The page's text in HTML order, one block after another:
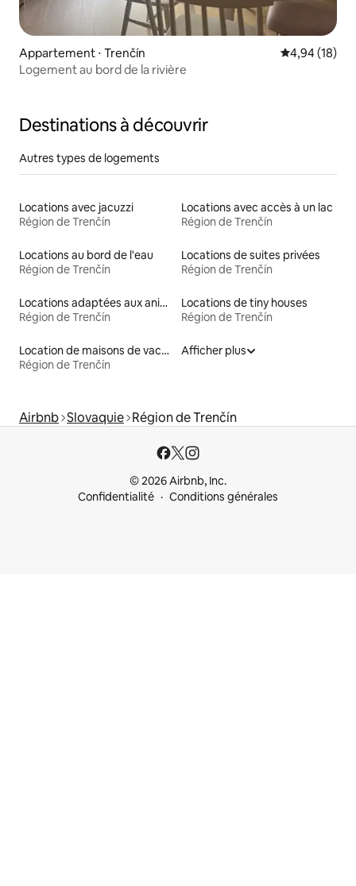
Appartement ⋅ Trenčín Évaluation
4,94 (18)
Logement au bord de la rivière
Destinations à découvrir
Autres types de logements
Locations avec jacuzzi
Région de Trenčín
Locations avec accès à un lac
Région de Trenčín
Locations au bord de l'eau
Région de Trenčín
Locations de suites privées
Région de Trenčín
Locations adaptées aux animaux
Région de Trenčín
Locations de tiny houses
Région de Trenčín
Location de maisons de vacances
Région de Trenčín
Afficher plus
Airbnb Slovaquie Région de Trenčín
© 2026 Airbnb, Inc.
Confidentialité
Conditions générales